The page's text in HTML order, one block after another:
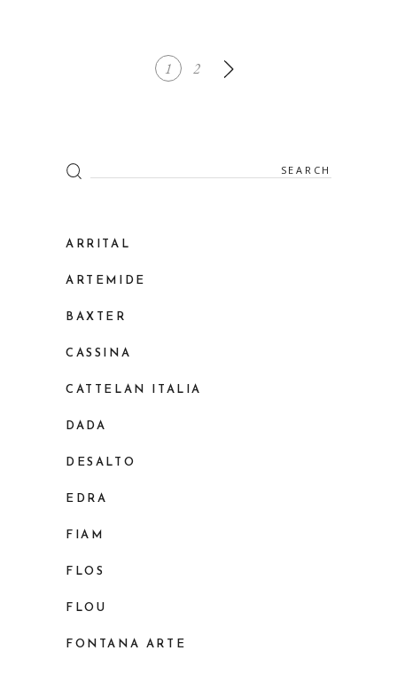
1 2
Search
for:
ARRITAL
ARTEMIDE
BAXTER
CASSINA
CATTELAN ITALIA
DADA
DESALTO
EDRA
FIAM
FLOS
FLOU
FONTANA ARTE